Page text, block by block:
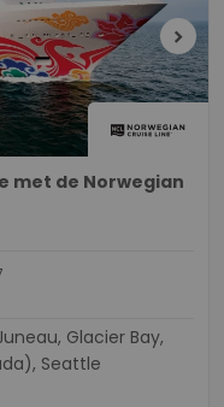
chevron_right
met de Norwegian
Seattle